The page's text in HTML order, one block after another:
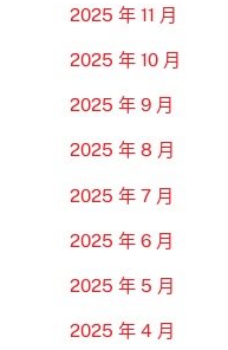
2025 年 11 月
2025 年 10 月
2025 年 9 月
2025 年 8 月
2025 年 7 月
2025 年 6 月
2025 年 5 月
2025 年 4 月